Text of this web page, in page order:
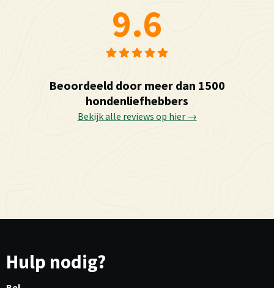
9.6
Beoordeeld door meer dan 1500
hondenliefhebbers
Bekijk alle reviews op hier →
Hulp nodig?